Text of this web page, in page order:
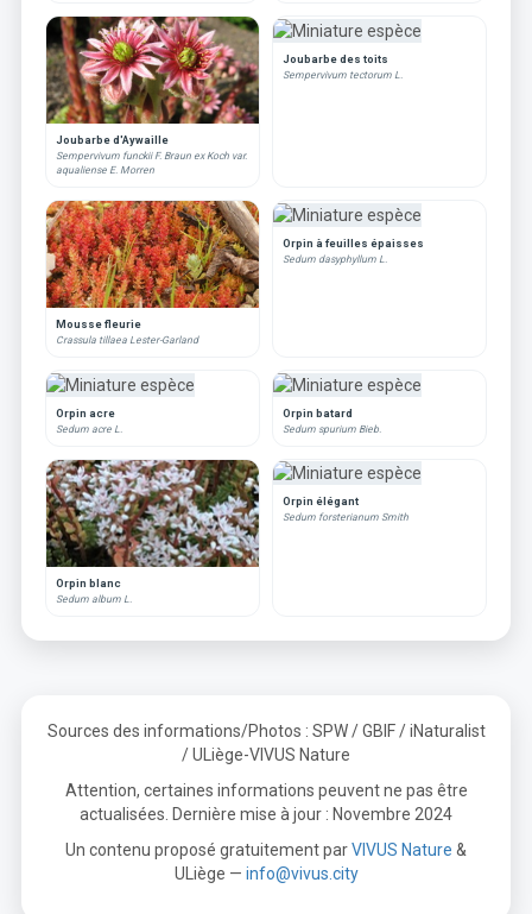
Joubarbe d'Aywaille
Sempervivum funckii F. Braun ex Koch var.
aqualiense E. Morren
Joubarbe des toits
Sempervivum tectorum L.
Mousse fleurie
Crassula tillaea Lester-Garland
Orpin à feuilles épaisses
Sedum dasyphyllum L.
Orpin acre
Sedum acre L.
Orpin batard
Sedum spurium Bieb.
Orpin blanc
Sedum album L.
Orpin élégant
Sedum forsterianum Smith
Sources des informations/Photos : SPW / GBIF / iNaturalist
/ ULiège-VIVUS Nature
Attention, certaines informations peuvent ne pas être
actualisées. Dernière mise à jour : Novembre 2024
Un contenu proposé gratuitement parVIVUS Nature &
ULiège — info@vivus.city